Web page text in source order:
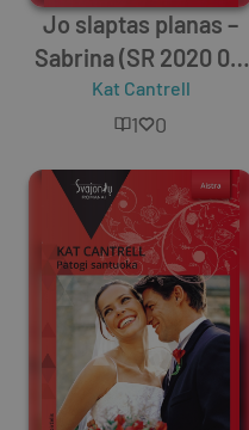
Jo slaptas planas –
Sabrina (SR 2020 01-
03)
Kat Cantrell
1 0